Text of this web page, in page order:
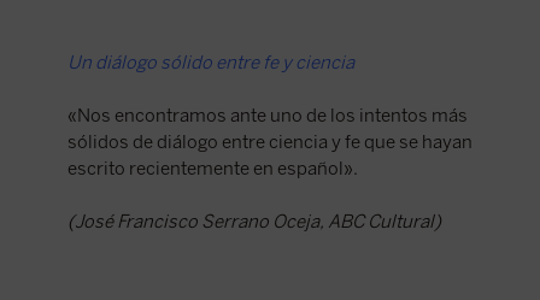
Un diálogo sólido entre fe y ciencia
«Nos encontramos ante uno de los intentos más
sólidos de diálogo entre ciencia y fe que se hayan
escrito recientemente en español».
(José Francisco Serrano Oceja, ABC Cultural)